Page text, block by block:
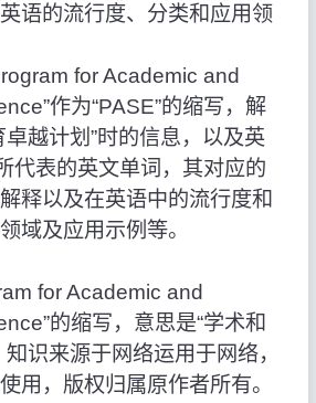
语的流行度、分类和应用领
for Academic and
作为“PASE”的缩写，解
卓越计划”时的信息，以及英
代表的英文单词，其对应的
释以及在英语中的流行度和
域及应用示例等。
for Academic and
的缩写，意思是“学术和
识来源于网络运用于网络，
用，版权归属原作者所有。